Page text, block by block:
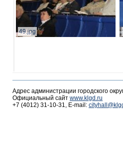
49.jpg
Адрес администрации городского
Официальный сайт www.klgd.ru
+7 (4012) 31-10-31, E-mail: